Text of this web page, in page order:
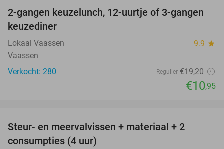
43%
2-gangen keuzelunch, 12-uurtje of 3-gangen
keuzediner
Lokaal Vaassen 9.9 star
Vaassen
Verkocht: 280
Regulier €19,20
€10,95
Steur- en meervalvissen + materiaal + 2
consumpties (4 uur)